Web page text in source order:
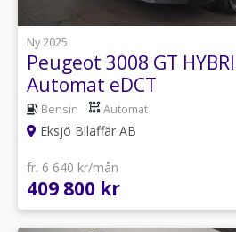
1
Ny 2025
Peugeot 3008 GT
Automat eDCT
Bensin Automat
Eksjö Bilaffär AB
fr. 6 640 kr/mån
409 800 kr